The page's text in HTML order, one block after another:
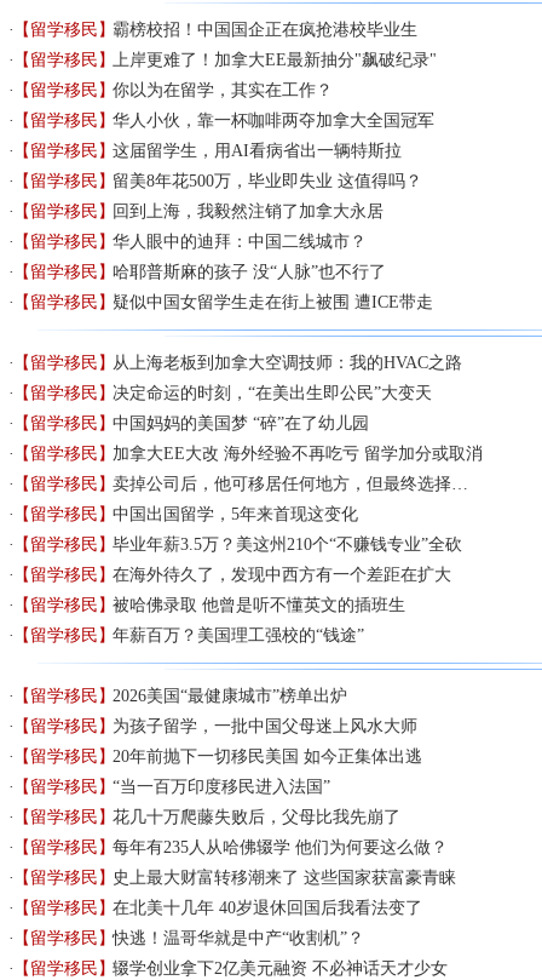
【留学移民】霸榜校招！中国国企正在疯抢港校毕业生
【留学移民】上岸更难了！加拿大EE最新抽分"飙破纪录"
【留学移民】你以为在留学，其实在工作？
【留学移民】华人小伙，靠一杯咖啡两夺加拿大全国冠军
【留学移民】这届留学生，用AI看病省出一辆特斯拉
【留学移民】留美8年花500万，毕业即失业 这值得吗？
【留学移民】 回到上海，我毅然注销了加拿大永居
【留学移民】华人眼中的迪拜：中国二线城市？
【留学移民】哈耶普斯麻的孩子 没“人脉”也不行了
【留学移民】疑似中国女留学生走在街上被围 遭ICE带走
【留学移民】从上海老板到加拿大空调技师：我的HVAC之路
【留学移民】决定命运的时刻，“在美出生即公民”大变天
【留学移民】中国妈妈的美国梦 “碎”在了幼儿园
【留学移民】加拿大EE大改 海外经验不再吃亏 留学加分或取消
【留学移民】卖掉公司后，他可移居任何地方，但最终选择…
【留学移民】中国出国留学，5年来首现这变化
【留学移民】毕业年薪3.5万？美这州210个“不赚钱专业”全砍
【留学移民】在海外待久了，发现中西方有一个差距在扩大
【留学移民】被哈佛录取 他曾是听不懂英文的插班生
【留学移民】年薪百万？美国理工强校的“钱途”
【留学移民】2026美国“最健康城市”榜单出炉
【留学移民】为孩子留学，一批中国父母迷上风水大师
【留学移民】20年前抛下一切移民美国 如今正集体出逃
【留学移民】“当一百万印度移民进入法国”
【留学移民】花几十万爬藤失败后，父母比我先崩了
【留学移民】每年有235人从哈佛辍学 他们为何要这么做？
【留学移民】 史上最大财富转移潮来了 这些国家获富豪青睐
【留学移民】在北美十几年 40岁退休回国后我看法变了
【留学移民】快逃！温哥华就是中产“收割机”？
【留学移民】辍学创业拿下2亿美元融资 不必神话天才少女